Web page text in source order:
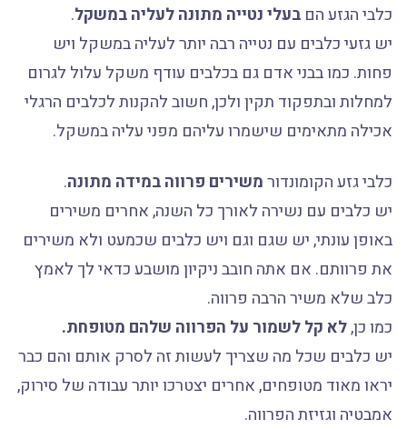
כלבי הגזע הם בעלי נטייה מתונה לעליה במשקל.
יש גזעי כלבים עם נטייה רבה יותר לעליה במשקל ויש
פחות. כמו בבני אדם גם בכלבים עודף משקל עלול לגרום
למחלות ובתפקוד תקין ולכן, חשוב להקנות לכלבים הרגלי
אכילה מתאימים שישמרו עליהם מפני עליה במשקל.
כלבי גזע הקומונדורמשירים פרווה במידה מתונה.
יש כלבים עם נשירה לאורך כל השנה, אחרים משירים
באופן עונתי, יש שגם וגם ויש כלבים שכמעט ולא משירים
את פרוותם. אם אתה חובב ניקיון מושבע כדאי לך לאמץ
כלב שלא משיר הרבה פרווה.
כמו כן,לא קל לשמור על הפרווה שלהם מטופחת.
יש כלבים שכל מה שצריך לעשות זה לסרק אותם והם כבר
יראו מאוד מטופחים, אחרים יצטרכו יותר עבודה של סירוק,
אמבטיה וגזיזת הפרווה.